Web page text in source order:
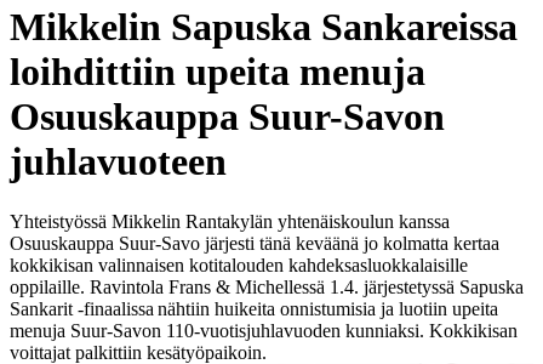
​​Mikkelin Sapuska Sankareissa
loihdittiin upeita menuja
Osuuskauppa Suur-Savon
juhlavuoteen​
Yhteistyössä Mikkelin Rantakylän yhtenäiskoulun kanssa
Osuuskauppa Suur-Savo järjesti tänä keväänä jo kolmatta kertaa
kokkikisan valinnaisen kotitalouden kahdeksasluokkalaisille
oppilaille. Ravintola Frans & Michellessä 1.4. järjestetyssä Sapuska
Sankarit -finaalissa nähtiin huikeita onnistumisia ja luotiin upeita
menuja Suur-Savon 110-vuotisjuhlavuoden kunniaksi. Kokkikisan
voittajat palkittiin kesätyöpaikoin.